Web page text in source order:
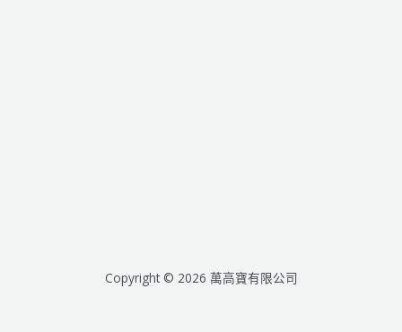
Copyright © 2026 萬高寶有限公司